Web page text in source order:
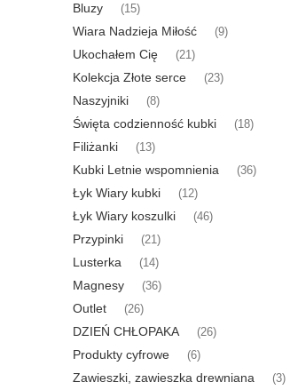
Bluzy (15)
Wiara Nadzieja Miłość (9)
Ukochałem Cię (21)
Kolekcja Złote serce (23)
Naszyjniki (8)
Święta codzienność kubki (18)
Filiżanki (13)
Kubki Letnie wspomnienia (36)
Łyk Wiary kubki (12)
Łyk Wiary koszulki (46)
Przypinki (21)
Lusterka (14)
Magnesy (36)
Outlet (26)
DZIEŃ CHŁOPAKA (26)
Produkty cyfrowe (6)
Zawieszki, zawieszka drewniana (3)